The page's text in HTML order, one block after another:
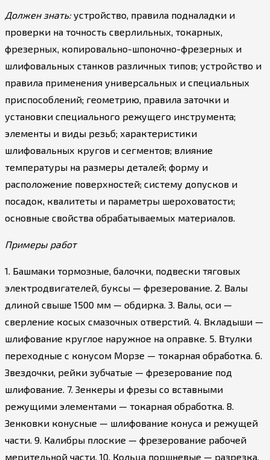
Должен знать:устройство, правила подналадки и
проверки на точность сверлильных, токарных,
фрезерных, копировально-шпоночно-фрезерных и
шлифовальных станков различных типов; устройство и
правила применения универсальных и специальных
приспособлений; геометрию, правила заточки и
установки специального режущего инструмента;
элементы и виды резьб; характеристики
шлифовальных кругов и сегментов; влияние
температуры на размеры деталей; форму и
расположение поверхностей; систему допусков и
посадок, квалитеты и параметры шероховатости;
основные свойства обрабатываемых материалов.
Примеры работ
1. Башмаки тормозные, балочки, подвески тяговых
электродвигателей, буксы — фрезерование. 2. Валы
длиной свыше 1500 мм — обдирка. 3. Валы, оси —
сверление косых смазочных отверстий. 4. Вкладыши —
шлифование круглое наружное на оправке. 5. Втулки
переходные с конусом Морзе — токарная обработка. 6.
Звездочки, рейки зубчатые — фрезерование под
шлифование. 7. Зенкеры и фрезы со вставными
режущими элементами — токарная обработка. 8.
Зенковки конусные — шлифование конуса и режущей
части. 9. Калибры плоские — фрезерование рабочей
мерительной части. 10. Кольца поршневые — разрезка,